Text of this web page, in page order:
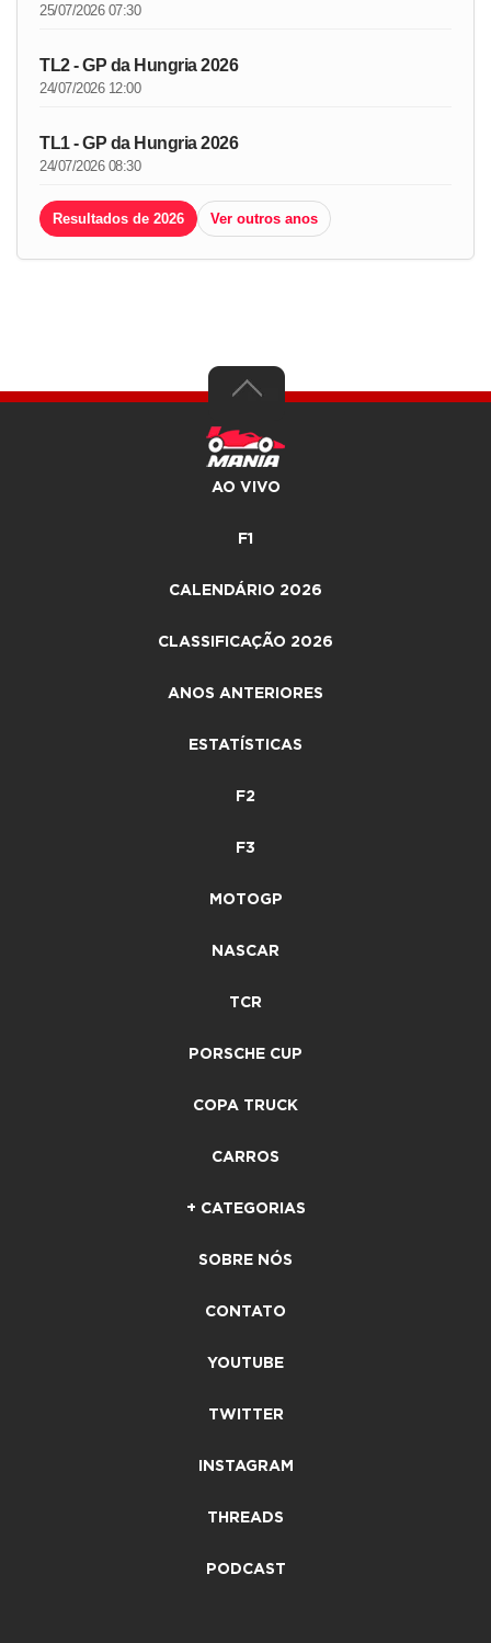
25/07/2026 07:30
TL2 - GP da Hungria 2026
24/07/2026 12:00
TL1 - GP da Hungria 2026
24/07/2026 08:30
Resultados de 2026 Ver outros anos
AO VIVO
F1
CALENDÁRIO 2026
CLASSIFICAÇÃO 2026
ANOS ANTERIORES
ESTATÍSTICAS
F2
F3
MOTOGP
NASCAR
TCR
PORSCHE CUP
COPA TRUCK
CARROS
+ CATEGORIAS
SOBRE NÓS
CONTATO
YOUTUBE
TWITTER
INSTAGRAM
THREADS
PODCAST